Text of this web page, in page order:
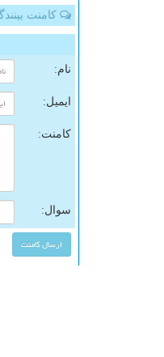
کامنت
نام:
ایمیل:
کامنت:
سوال: